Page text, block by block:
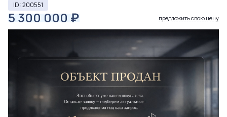
ID: 200551
5 300 000 ₽ предложить свою цену